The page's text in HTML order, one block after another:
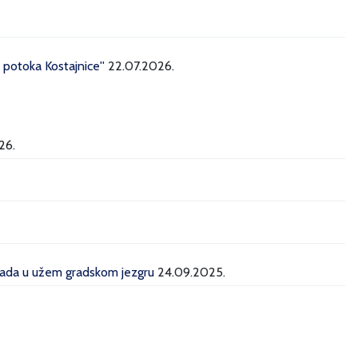
Kostajnice'' 22.07.2026.
u užem gradskom jezgru 24.09.2025.